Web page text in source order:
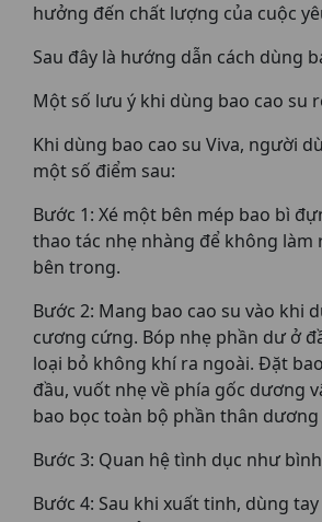
hưởng đến chất lượng của cuộc
Sau đây là hướng dẫn cách dùng
Một số lưu ý khi dùng bao cao su
Khi dùng bao cao su Viva, người
một số điểm sau:
Bước 1: Xé một bên mép bao bì
thao tác nhẹ nhàng để không làm
bên trong.
Bước 2: Mang bao cao su vào khi
cương cứng. Bóp nhẹ phần dư ở
loại bỏ không khí ra ngoài. Đặt
đầu, vuốt nhẹ về phía gốc dương
bao bọc toàn bộ phần thân dương
Bước 3: Quan hệ tình dục như
Bước 4: Sau khi xuất tinh, dùng